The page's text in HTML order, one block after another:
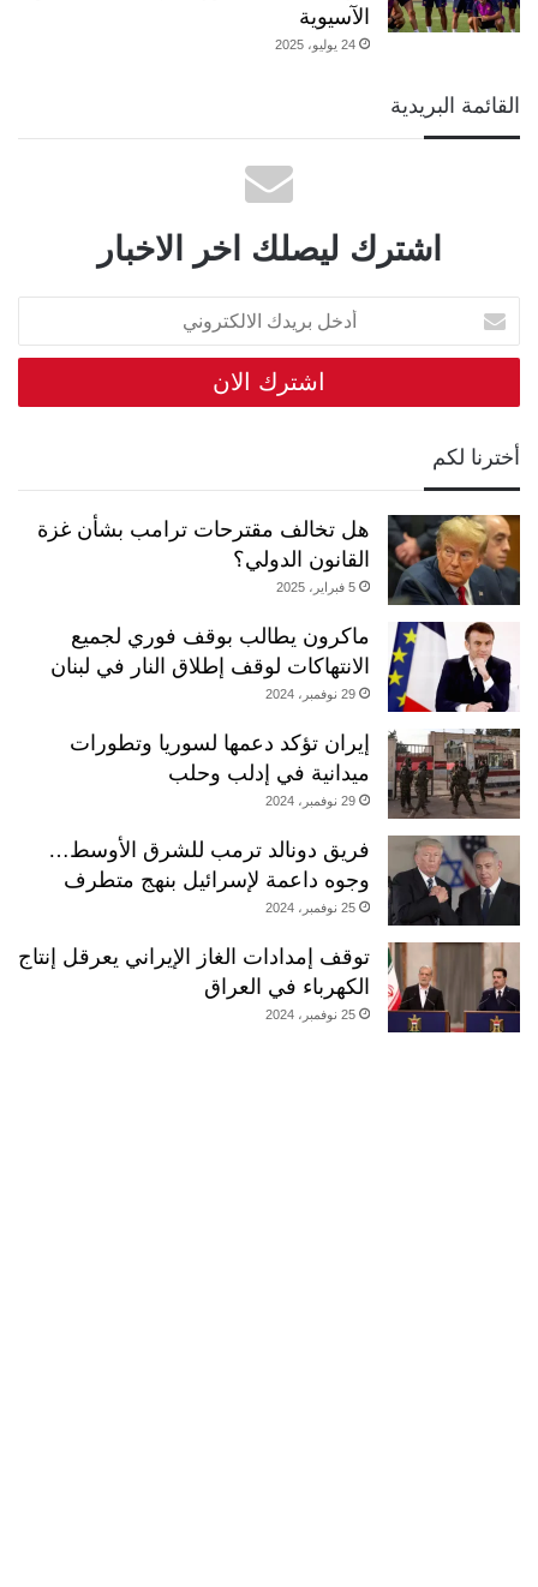
الآسيوية
24 يوليو، 2025
القائمة البريدية
اشترك ليصلك اخر الاخبار
أدخل
بريدك
الالكتروني
أخترنا لكم
هل تخالف مقترحات ترامب بشأن غزة
القانون الدولي؟
5 فبراير، 2025
ماكرون يطالب بوقف فوري لجميع
الانتهاكات لوقف إطلاق النار في لبنان
29 نوفمبر، 2024
إيران تؤكد دعمها لسوريا وتطورات
ميدانية في إدلب وحلب
29 نوفمبر، 2024
فريق دونالد ترمب للشرق الأوسط…
وجوه داعمة لإسرائيل بنهج متطرف
25 نوفمبر، 2024
توقف إمدادات الغاز الإيراني يعرقل إنتاج
الكهرباء في العراق
25 نوفمبر، 2024